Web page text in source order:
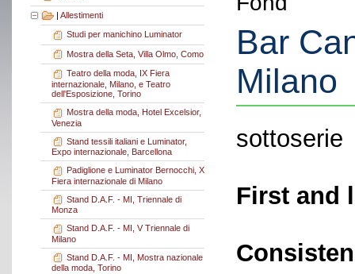
| Allestimenti
Studi per manichino Luminator
Mostra della Seta, Villa Olmo, Como
Teatro della moda, IX Fiera
internazionale, Milano, e Teatro
dell'Esposizione, Torino
Mostra della moda, Hotel Excelsior,
Venezia
Stand tessili italiani e Luminator,
Expo internazionale, Barcellona
Padiglione e Luminator Bernocchi, X
Fiera internazionale di Milano
Stand D.A.F. - MI, Triennale di
Monza
Stand D.A.F. - MI, V Triennale di
Milano
Stand D.A.F. - MI, Mostra nazionale
della moda, Torino
Bar
Milano
sottoserie
First and